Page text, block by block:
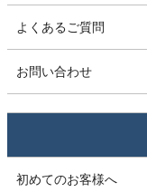
よくあるご質問
お問い合わせ
初めてのお客様へ